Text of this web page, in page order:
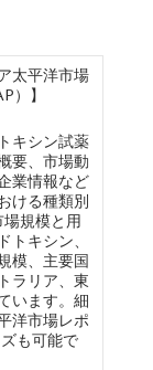
太平洋市場
）】
キシン試薬
要、市場動
業情報など
ける種類別
場規模と用
トキシン、
模、主要国
ラリア、東
います。細
洋市場レポ
も可能で